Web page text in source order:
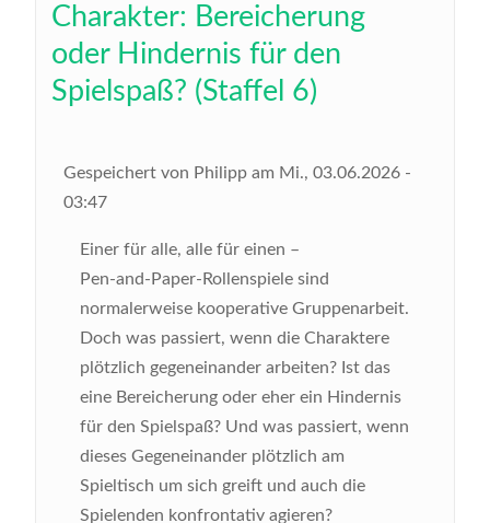
Charakter: Bereicherung
oder Hindernis für den
Spielspaß? (Staffel 6)
Gespeichert von Philipp am Mi., 03.06.2026 -
03:47
Einer für alle, alle für einen –
Pen‑and‑Paper‑Rollenspiele sind
normalerweise kooperative Gruppenarbeit.
Doch was passiert, wenn die Charaktere
plötzlich gegeneinander arbeiten? Ist das
eine Bereicherung oder eher ein Hindernis
für den Spielspaß? Und was passiert, wenn
dieses Gegeneinander plötzlich am
Spieltisch um sich greift und auch die
Spielenden konfrontativ agieren?